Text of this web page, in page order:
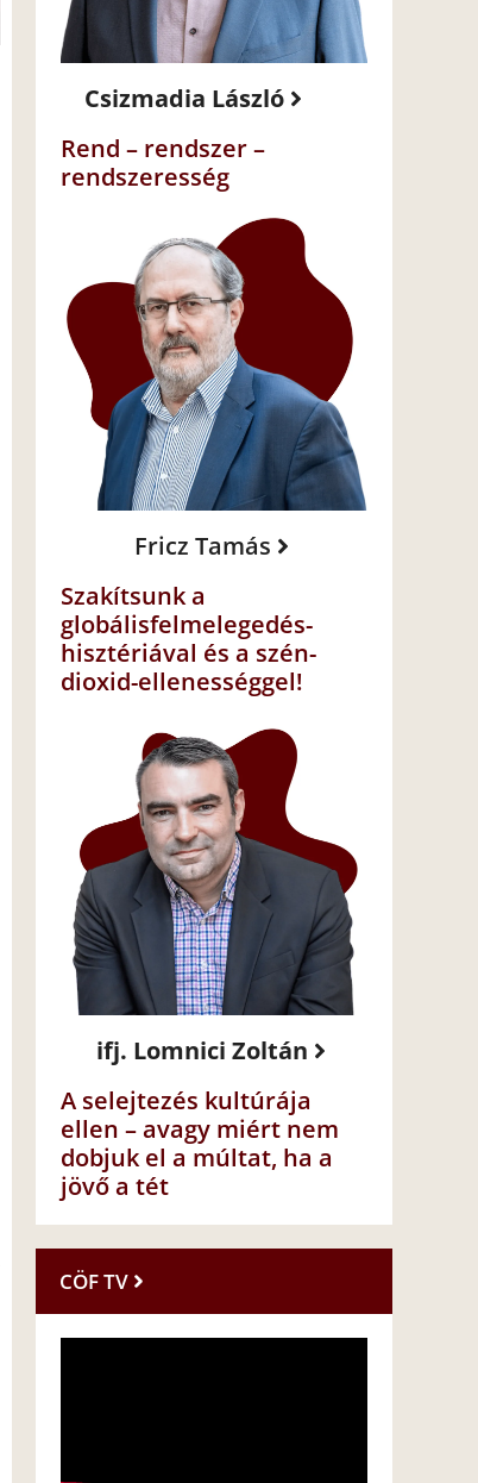
Csizmadia László
Rend – rendszer –
rendszeresség
Fricz Tamás
Szakítsunk a
globálisfelmelegedés-
hisztériával és a szén-
dioxid-ellenességgel!
ifj. Lomnici Zoltán
A selejtezés kultúrája
ellen – avagy miért nem
dobjuk el a múltat, ha a
jövő a tét
CÖF TV